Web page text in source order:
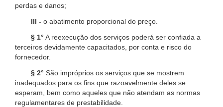
perdas e danos;
III - o abatimento proporcional do preço.
§ 1° A reexecução dos serviços poderá ser confiada a
terceiros devidamente capacitados, por conta e risco do
fornecedor.
§ 2° São impróprios os serviços que se mostrem
inadequados para os fins que razoavelmente deles se
esperam, bem como aqueles que não atendam as normas
regulamentares de prestabilidade.